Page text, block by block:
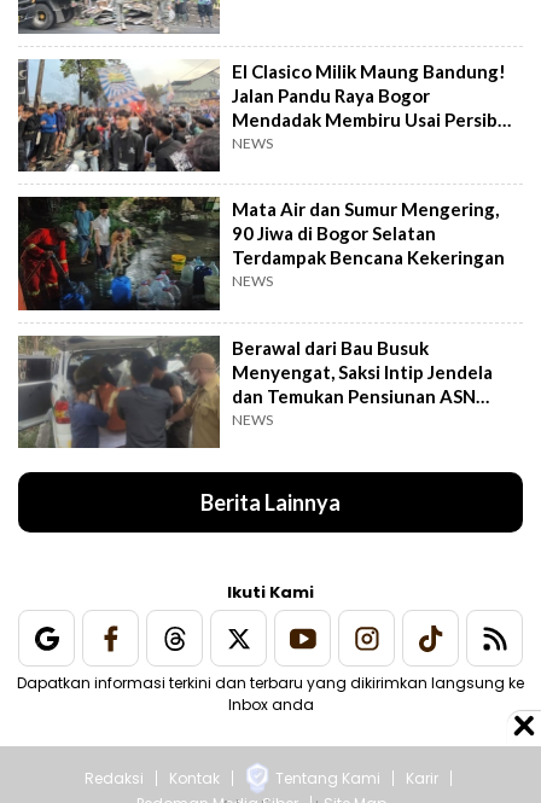
El Clasico Milik Maung Bandung!
Jalan Pandu Raya Bogor
Mendadak Membiru Usai Persib
Libas Persija
NEWS
Mata Air dan Sumur Mengering,
90 Jiwa di Bogor Selatan
Terdampak Bencana Kekeringan
NEWS
Berawal dari Bau Busuk
Menyengat, Saksi Intip Jendela
dan Temukan Pensiunan ASN
Meninggal Kaku
NEWS
Berita Lainnya
Ikuti Kami
Dapatkan informasi terkini dan terbaru yang dikirimkan langsung ke
Inbox anda
Redaksi Kontak Tentang Kami
Karir